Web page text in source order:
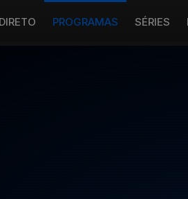
DIRETO PROGRAMAS SÉRIES